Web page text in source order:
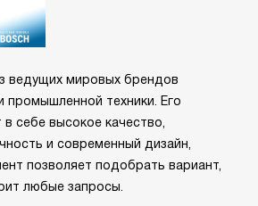
ведущих мировых брендов
промышленной техники. Его
себе высокое качество,
и современный дизайн,
позволяет подобрать вариант,
любые запросы.